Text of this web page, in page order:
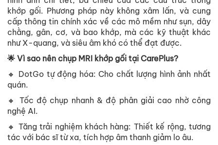
khớp gối. Phương pháp này không xâm lấn, và cung
cấp thông tin chính xác về các mô mềm như sụn, dây
chằng, gân, cơ, và bao khớp, mà các kỹ thuật khác
như X-quang, và siêu âm khó có thể đạt được.
🌟 Vì sao nên chụp MRI khớp gối tại CarePlus?
🔸 DotGo tự động hóa: Cho chất lượng hình ảnh nhất
quán.
🔸 Tốc độ chụp nhanh & độ phân giải cao nhờ công
nghệ AI.
🔸 Tăng trải nghiệm khách hàng: Thiết kế rộng, tương
tác với bác sĩ từ xa, tích hợp âm thanh giảm lo âu.